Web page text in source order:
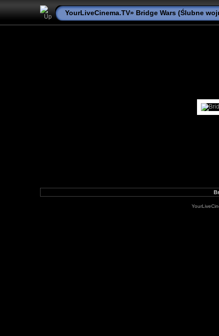
YourLiveCinema.TV» Bridge Wars (Ślubne